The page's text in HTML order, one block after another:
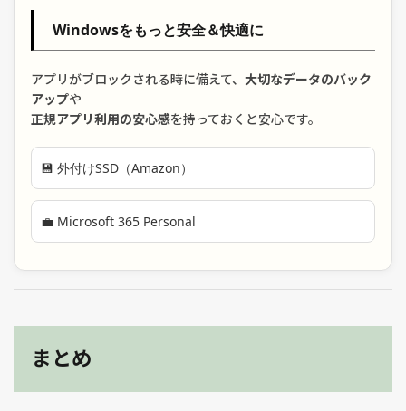
Windowsをもっと安全＆快適に
アプリがブロックされる時に備えて、 大切なデータのバック
アップや
正規アプリ利用の安心感を持っておくと安心です。
💾 外付けSSD（Amazon）
💼 Microsoft 365 Personal
まとめ